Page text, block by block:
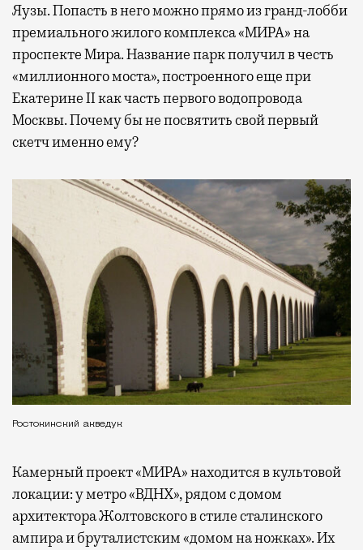
Яузы. Попасть в него можно прямо из гранд-лобби
премиального жилого комплекса «МИРА» на
проспекте Мира. Название парк получил в честь
«миллионного моста», построенного еще при
Екатерине II как часть первого водопровода
Москвы. Почему бы не посвятить свой первый
скетч именно ему?
Ростокинский акведук
Камерный проект «МИРА» находится в культовой
локации: у метро «ВДНХ», рядом с домом
архитектора Жолтовского в стиле сталинского
ампира и бруталистским «домом на ножках». Их